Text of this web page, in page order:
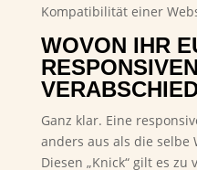
Kompatibilität einer
WOVON IHR
Ganz klar. Eine
anders aus als die selbe
Diesen „Knick“ gilt es